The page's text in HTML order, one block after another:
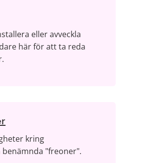
eller avveckla
här för att ta reda
kring
"freoner".